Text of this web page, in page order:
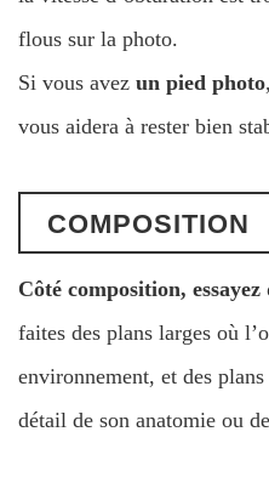
flous sur la photo.
Si vous avez un pied photo
vous aidera à rester bien
COMPOSITION
Côté composition,
faites des plans larges où
environnement, et des
détail de son anatomie ou